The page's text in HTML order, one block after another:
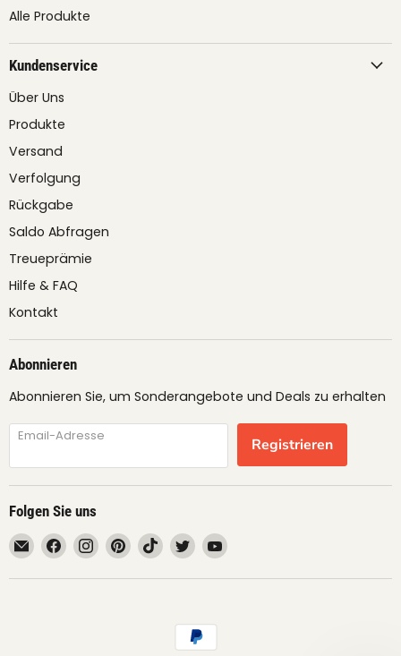
Alle Produkte
Kundenservice
Über Uns
Produkte
Versand
Verfolgung
Rückgabe
Saldo Abfragen
Treueprämie
Hilfe & FAQ
Kontakt
Abonnieren
Abonnieren Sie, um Sonderangebote und Deals zu erhalten
Email-Adresse Registrieren
Folgen Sie uns
Email
fruimundo
Finden
Sie
uns
Finden
Sie
uns
Finden
Sie
uns
Pinterest
Finden
Sie
uns
TikTok
Finden
Sie
uns
Twitter
Finden
uns